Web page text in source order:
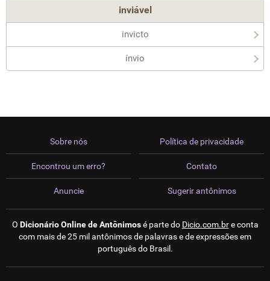
inviável
invicto
ínvio
Sobre nós
Encontrou um erro?
Anuncie
Política de privacidade
Contato
Sugerir antônimos
O Dicionário Online de Antônimosé parte do Dicio.com.bre conta
com mais de 25 mil antônimos de palavras e de expressões em
português do Brasil.